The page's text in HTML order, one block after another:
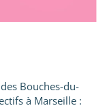
Bouches-du-
à Marseille :